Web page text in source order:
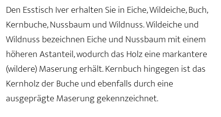
Den Esstisch Iver erhalten Sie in Eiche, Wildeiche, Buch,
Kernbuche, Nussbaum und Wildnuss. Wildeiche und
Wildnuss bezeichnen Eiche und Nussbaum mit einem
höheren Astanteil, wodurch das Holz eine markantere
(wildere) Maserung erhält. Kernbuch hingegen ist das
Kernholz der Buche und ebenfalls durch eine
ausgeprägte Maserung gekennzeichnet.